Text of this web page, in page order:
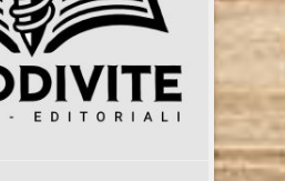
..